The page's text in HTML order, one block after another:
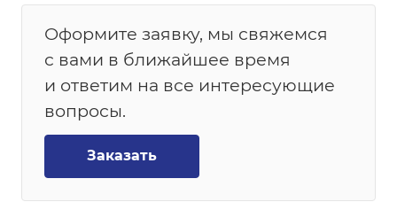
Оформите заявку, мы свяжемся
с вами в ближайшее время
и ответим на все интересующие
вопросы.
Заказать